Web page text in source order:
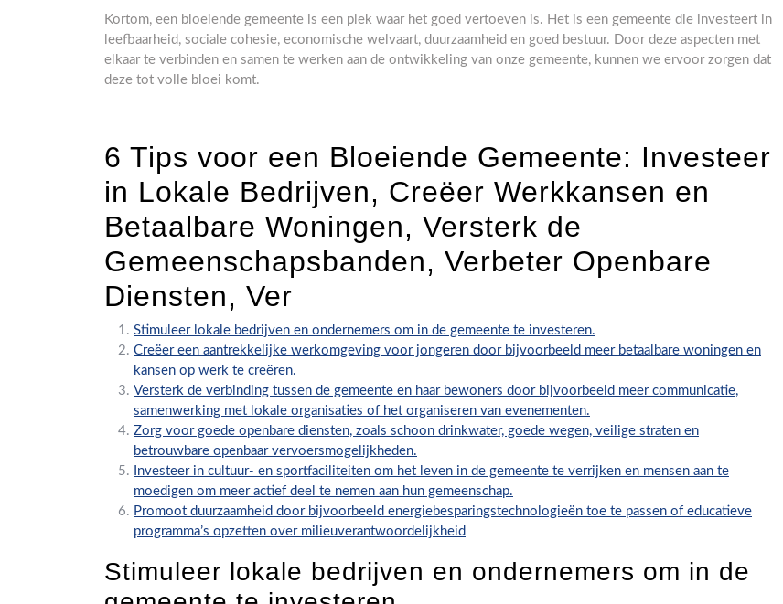
Kortom, een bloeiende gemeente is een plek waar het goed vertoeven is. Het is een gemeente die investeert in
leefbaarheid, sociale cohesie, economische welvaart, duurzaamheid en goed bestuur. Door deze aspecten met
elkaar te verbinden en samen te werken aan de ontwikkeling van onze gemeente, kunnen we ervoor zorgen dat
deze tot volle bloei komt.
6 Tips voor een Bloeiende Gemeente: Investeer
in Lokale Bedrijven, Creëer Werkkansen en
Betaalbare Woningen, Versterk de
Gemeenschapsbanden, Verbeter Openbare
Diensten, Ver
Stimuleer lokale bedrijven en ondernemers om in de gemeente te investeren.
Creëer een aantrekkelijke werkomgeving voor jongeren door bijvoorbeeld meer betaalbare woningen en
kansen op werk te creëren.
Versterk de verbinding tussen de gemeente en haar bewoners door bijvoorbeeld meer communicatie,
samenwerking met lokale organisaties of het organiseren van evenementen.
Zorg voor goede openbare diensten, zoals schoon drinkwater, goede wegen, veilige straten en
betrouwbare openbaar vervoersmogelijkheden.
Investeer in cultuur- en sportfaciliteiten om het leven in de gemeente te verrijken en mensen aan te
moedigen om meer actief deel te nemen aan hun gemeenschap.
Promoot duurzaamheid door bijvoorbeeld energiebesparingstechnologieën toe te passen of educatieve
programma’s opzetten over milieuverantwoordelijkheid
Stimuleer lokale bedrijven en ondernemers om in de